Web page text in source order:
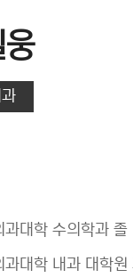
과대학 수의학과 졸
과대학 내과 대학원